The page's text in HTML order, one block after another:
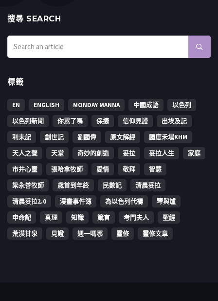
搜㝷 SEARCH
標籤
EN ENGLISH MONDAY MANNA 中國成語
以色列
以色列新聞
你累了嗎 保捷 信仰見證
出埃及記
利未記
創世記 劉國偉 原文解經
國度禾場KHM
天人之聲
天堂 奇妙的創造 妥拉 妥拉人生
家庭
市井心靈
張哈拿牧師 愛情 敬拜
智慧
梁永善牧師
歳首到年終 民數記
清晨妥拉
清晨妥拉2.0
漫畫事件簿 為以色列代禱
琴與爐
申命記
真理 知識 箴言 考門夫人
聖經
荒漠甘泉
見證 週一嗎哪 靈修 靈修文章